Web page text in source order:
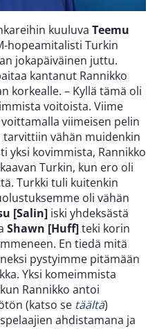
kuuluva Teemu
hopeamitalisti Turkin
jokapäiväinen juttu.
kantanut Rannikko
korkealle. – Kyllä tämä oli
voitoista. Viime
viimeisen pelin
vähän muidenkin
yksi kovimmista, Rannikko
Turkin, kun ero oli
Turkki tuli kuitenkin
oli vähän
[Salin] iski yhdeksästä
Shawn [Huff]teki korin
En tiedä mitä
pystyimme pitämään
Yksi komeimmista
Rannikko antoi
(katso se täältä)
ahdistamana ja